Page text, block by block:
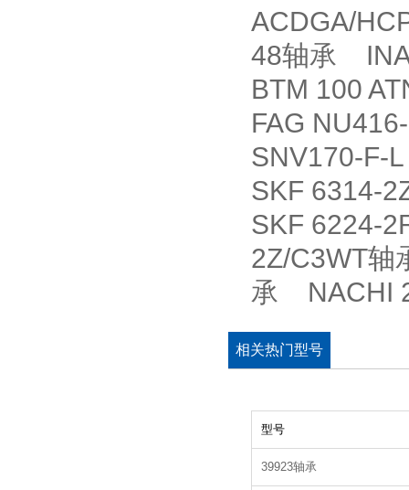
ACDGA/
48轴承
BTM 100
FAG
SNV170-F-
SKF 6314-
SKF 6224-
2Z/C3WT
承 NACHI
相关热门型号
型号
39923轴承